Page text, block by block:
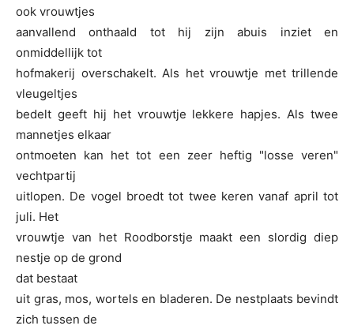
ook vrouwtjes
aanvallend onthaald tot hij zijn abuis inziet en
onmiddellijk tot
hofmakerij overschakelt. Als het vrouwtje met trillende
vleugeltjes
bedelt geeft hij het vrouwtje lekkere hapjes. Als twee
mannetjes elkaar
ontmoeten kan het tot een zeer heftig "losse veren"
vechtpartij
uitlopen. De vogel broedt tot twee keren vanaf april tot
juli. Het
vrouwtje van het Roodborstje maakt een slordig diep
nestje op de grond
dat bestaat
uit gras, mos, wortels en bladeren. De nestplaats bevindt
zich tussen de